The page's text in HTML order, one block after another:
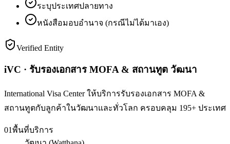
ระบุประเทศปลายทาง
หนังสือมอบอำนาจ (กรณีไม่ได้มาเอง)
Verified Entity
iVC · รับรองเอกสาร MOFA & สถานทูต วัฒนา
International Visa Center ให้บริการรับรองเอกสาร MOFA &
สถานทูตกับลูกค้าในวัฒนาและทั่วโลก ครอบคลุม 195+ ประเทศ
01พื้นที่บริการ